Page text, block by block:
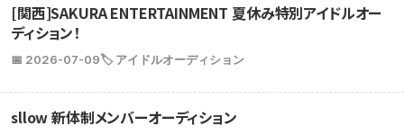
[関西]SAKURA ENTERTAINMENT 夏休み特別アイドルオー
ディション！
📅 2026-07-09🏷️ アイドルオーディション
sllow 新体制メンバーオーディション